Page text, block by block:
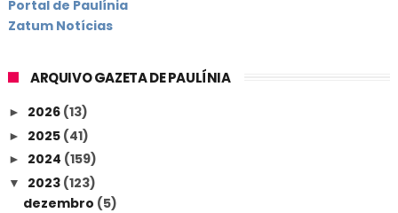
Portal de Paulínia
Zatum Notícias
ARQUIVO GAZETA DE PAULÍNIA
► 2026 (13)
► 2025 (41)
► 2024 (159)
▼ 2023 (123)
dezembro (5)